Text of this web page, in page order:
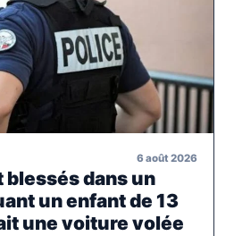
6 août 2026
blessés dans un
un enfant de 13
une voiture volée